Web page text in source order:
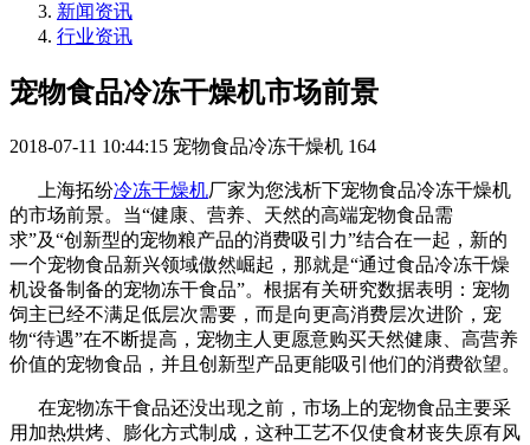
新闻资讯
行业资讯
宠物食品冷冻干燥机市场前景
2018-07-11 10:44:15 宠物食品冷冻干燥机 164
上海拓纷冷冻干燥机厂家为您浅析下宠物食品冷冻干燥机
的市场前景。当“健康、营养、天然的高端宠物食品需
求”及“创新型的宠物粮产品的消费吸引力”结合在一起，新的
一个宠物食品新兴领域傲然崛起，那就是“通过食品冷冻干燥
机设备制备的宠物冻干食品”。根据有关研究数据表明：宠物
饲主已经不满足低层次需要，而是向更高消费层次进阶，宠
物“待遇”在不断提高，宠物主人更愿意购买天然健康、高营养
价值的宠物食品，并且创新型产品更能吸引他们的消费欲望。
在宠物冻干食品还没出现之前，市场上的宠物食品主要采
用加热烘烤、膨化方式制成，这种工艺不仅使食材丧失原有风